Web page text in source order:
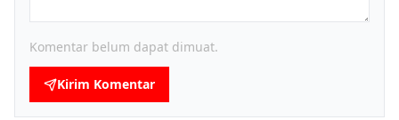
Komentar belum dapat dimuat.
Kirim Komentar